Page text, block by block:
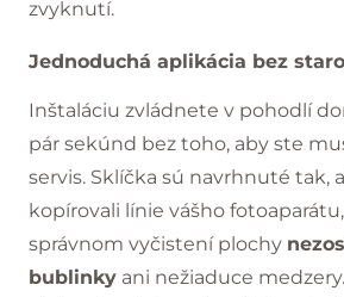
zvyknutí.
Jednoduchá aplikácia bez
Inštaláciu zvládnete v pohodlí
pár sekúnd bez toho, aby ste
servis. Sklíčka sú navrhnuté tak,
kopírovali línie vášho
správnom vyčistení plochy
bublinky ani nežiaduce